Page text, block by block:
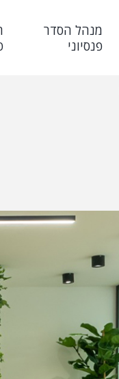
מנהל הסדר
פנסיוני